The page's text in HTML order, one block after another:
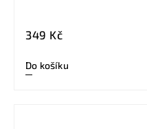
349 Kč
Do košíku